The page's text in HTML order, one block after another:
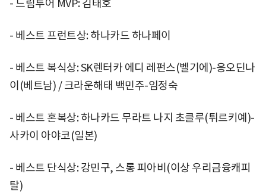
- 드림투어 MVP: 김태호
- 베스트 프런트상: 하나카드 하나페이
- 베스트 복식상: SK렌터카 에디 레펀스(벨기에)-응오딘나
이(베트남) / 크라운해태 백민주-임정숙
- 베스트 혼복상: 하나카드 무라트 나지 초클루(튀르키예)-
사카이 아야코(일본)
- 베스트 단식상: 강민구, 스롱 피아비(이상 우리금융캐피
탈)